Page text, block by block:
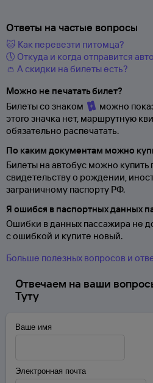
Ответы на частые вопросы
🐱 Как перевезти питомца?
🕔 Откуда и когда отправится
👛 А скидки на билеты есть?
Можно не печатать билет?
Билеты со знаком
можно
этого значка нет, маршрутную
обязательно распечатать.
По каким документам можно
Билеты на автобус можно купить
свидетельству о рождении,
заграничному паспорту РФ.
Я ошибся в паспортных данных
Ошибки в данных пассажира не
с ошибкой и купите новый.
Больше полезных вопросов и
Отвечаем на ваши
Туту
Ваше имя
Электронная почта